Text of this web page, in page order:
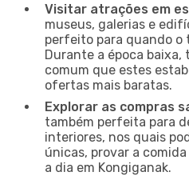
Visitar atrações em
museus, galerias e
perfeito para quando o
Durante a época
comum que estes
ofertas mais baratas.
Explorar as compras
também perfeita para
interiores, nos quais
únicas, provar a
a dia em Kongiganak.